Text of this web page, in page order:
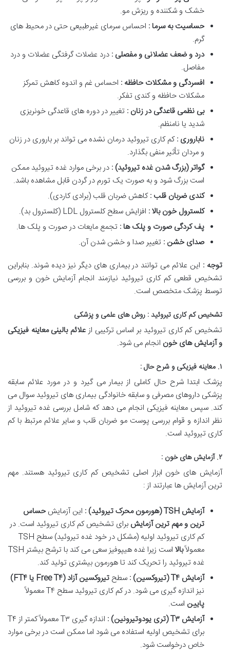
خشک و شکننده و ریزش مو.
حساسیت به سرما : احساس سرمای غیرطبیعی حتی در محیط های
گرم.
درد و ضعف عضلانی و مفصلی : درد عضلات گرفتگی عضلات و درد
مفاصل.
افسردگی و مشکلات حافظه : احساس غم و اندوه کاهش تمرکز
مشکلات حافظه و کندی تفکر.
بی نظمی قاعدگی در زنان : تغییر در دوره های قاعدگی خونریزی
شدید یا نامنظم.
ناباروری :کم کاری تیروئید درمان نشده می تواند بر باروری در زنان
و مردان تأثیر منفی بگذارد.
گواتر (بزرگ شدن غده تیروئید) : در برخی موارد غده تیروئید ممکن
است بزرگ شود و به صورت یک تورم در گردن قابل مشاهده باشد.
کندی ضربان قلب :کاهش ضربان قلب (برادی کاردی).
کلسترول خون بالا : افزایش سطح کلسترول LDL (کلسترول بد).
پف کردگی صورت و پلک ها : تجمع مایعات در صورت و پلک ها.
صدای خشن : تغییر صدا و خشن شدن آن.
توجه : این علائم می توانند در بیماری های دیگر نیز دیده شوند. بنابراین
تشخیص قطعی کم کاری تیروئید نیازمند انجام آزمایش خون و بررسی
توسط پزشک متخصص است.
تشخیص کم کاری تیروئید : روش های علمی و پزشکی
تشخیص کم کاری تیروئید بر اساس ترکیبی از علائم بالینی معاینه فیزیکی
و آزمایش های خون انجام می شود.
۱. معاینه فیزیکی و شرح حال :
پزشک ابتدا شرح حال کاملی از بیمار می گیرد و در مورد علائم سابقه
پزشکی داروهای مصرفی و سابقه خانوادگی بیماری های تیروئید سوال می
کند. سپس معاینه فیزیکی انجام می دهد که شامل بررسی غده تیروئید از
نظر اندازه و قوام بررسی پوست مو ضربان قلب و سایر علائم مرتبط با کم
کاری تیروئید است.
۲. آزمایش های خون :
آزمایش های خون ابزار اصلی تشخیص کم کاری تیروئید هستند. مهم
ترین آزمایش ها عبارتند از :
آزمایش
هورمون محرک تیروئید)
: این آزمایشحساس
ترین و مهم ترین آزمایش برای تشخیص کم کاری تیروئید است. در
کم کاری تیروئید اولیه (مشکل در خود غده تیروئید) سطح TSH
معمولاًبالا
است زیرا غده هیپوفیز سعی می کند با ترشح بیشتر TSH
غده تیروئید را تحریک کند تا هورمون بیشتری تولید کند.
آزمایش ۴ (تیروکسین)
: سطح تیروکسین آزاد(Free T۴ یا۴
)
نیز اندازه گیری می شود. در کم کاری تیروئید سطح T۴ معمولاً
پایین است.
آزمایش ۳ (تری یودوتیرونین)
:
اندازه گیری T۳ معمولاً کمتر از T۴
برای تشخیص اولیه استفاده می شود اما ممکن است در برخی موارد
خاص درخواست شود.